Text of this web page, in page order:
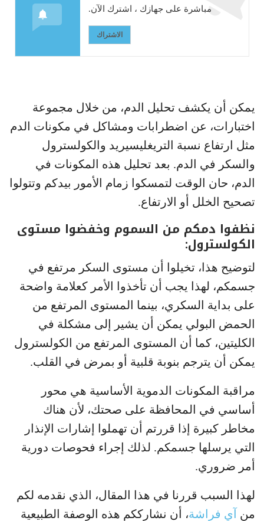
مباشرة على جهازك ، اشترك الآن.
الاشتراك
يمكن أن يكشف تحليل الدم، من خلال مجموعة
اختبارات، عن اضطرابات ومشاكل في مكونات الدم
مثل ارتفاع نسبة التريغليسيريد والكولسترول
والسكر في الدم. بعد تحليل هذه المكونات في
الدم، حان الوقت لتمسكوا زمام الأمور بيدكم وتتولوا
تصحيح الخلل أو الارتفاع.
نظفوا دمكم من السموم وخفضوا مستوى
الكولسترول:
لتوضيح هذا، تخيلوا أن مستوى السكر مرتفع في
جسمكم، لهذا يجب أن تأخذوا الأمر كعلامة واضحة
على بداية السكري، بينما المستوى المرتفع من
الحمض البولي يمكن أن يشير إلى مشكلة في
الكليتين، كما أن المستوى المرتفع من الكولسترول
يمكن أن يترجم بنوبة قلبية أو بمرض في القلب.
مراقبة المكونات الدموية الأساسية هي محور
أساسي في المحافظة على صحتك، لأن هناك
مخاطر كبيرة إذا قررتم أن تهملوا إشارات الإنذار
التي يرسلها جسمكم. لذلك إجراء فحوصات دورية
أمر ضروري.
لهذا السبب قررنا في هذا المقال، الذي نقدمه لكم
من آي فراشة، أن نشارككم هذه الوصفة الطبيعية